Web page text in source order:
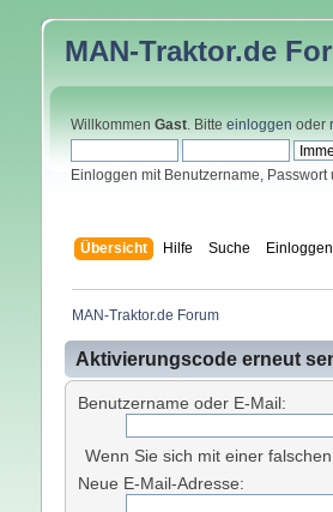
MAN-Traktor.de
Willkommen Gast. Bitte einloggen oder
Einloggen mit Benutzername,
Übersicht Hilfe Suche Einloggen
MAN-Traktor.de Forum
Aktivierungscode erneut
Benutzername oder E-Mail:
Wenn Sie sich mit einer
Neue E-Mail-Adresse: